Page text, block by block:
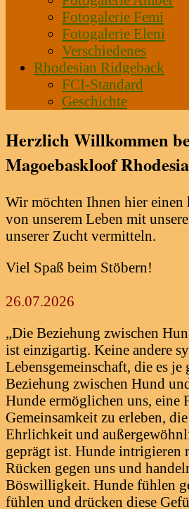
Fotogalerie Femi
Fotogalerie Eleni
Verschiedenes
Rhodesian Ridgeback
FCI-Standard
Geschichte
Herzlich Willkommen
Magoebaskloof
Wir möchten Ihnen hier
von unserem Leben mit
unserer Zucht vermitteln.
Viel Spaß beim
„Die Beziehung zwischen
ist einzigartig. Keine andere
Lebensgemeinschaft, die es
Beziehung zwischen Hund
Hunde ermöglichen uns, eine
Gemeinsamkeit zu erleben,
Ehrlichkeit und
geprägt ist. Hunde intrigieren
Rücken gegen uns und
Böswilligkeit. Hunde fühlen
fühlen und drücken diese